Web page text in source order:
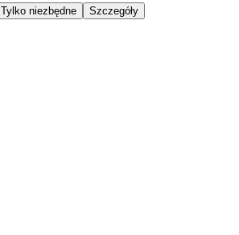
Tylko niezbędne Szczegóły